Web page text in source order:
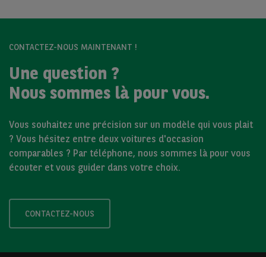
CONTACTEZ-NOUS MAINTENANT !
Une question ?
Nous sommes là pour vous.
Vous souhaitez une précision sur un modèle qui vous plait
? Vous hésitez entre deux voitures d'occasion
comparables ? Par téléphone, nous sommes là pour vous
écouter et vous guider dans votre choix.
CONTACTEZ-NOUS